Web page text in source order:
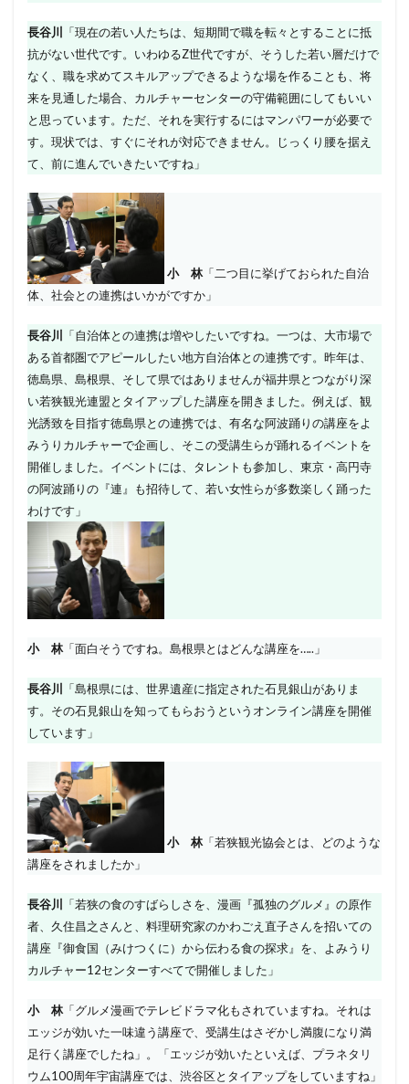
長谷川 「現在の若い人たちは、短期間で職を転々とすることに抵
抗がない世代です。いわゆるZ世代ですが、そうした若い層だけで
なく、職を求めてスキルアップできるような場を作ることも、将
来を見通した場合、カルチャーセンターの守備範囲にしてもいい
と思っています。ただ、それを実行するにはマンパワーが必要で
す。現状では、すぐにそれが対応できません。じっくり腰を据え
て、前に進んでいきたいですね」
小 林「二つ目に挙げておられた自治
体、社会との連携はいかがですか」
長谷川 「自治体との連携は増やしたいですね。一つは、大市場で
ある首都圏でアピールしたい地方自治体との連携です。昨年は、
徳島県、島根県、そして県ではありませんが福井県とつながり深
い若狭観光連盟とタイアップした講座を開きました。例えば、観
光誘致を目指す徳島県との連携では、有名な阿波踊りの講座をよ
みうりカルチャーで企画し、そこの受講生らが踊れるイベントを
開催しました。イベントには、タレントも参加し、東京・高円寺
の阿波踊りの『連』も招待して、若い女性らが多数楽しく踊った
わけです」
小 林「面白そうですね。島根県とはどんな講座を…..」
長谷川
「島根県には、世界遺産に指定された石見銀山がありま
す。その石見銀山を知ってもらおうというオンライン講座を開催
しています」
小 林「若狭観光協会とは、どのような
講座をされましたか」
長谷川
「若狭の食のすばらしさを、漫画『孤独のグルメ』の原作
者、久住昌之さんと、料理研究家のかわごえ直子さんを招いての
講座『御食国（みけつくに）から伝わる食の探求』を、よみうり
カルチャー12センターすべてで開催しました」
小 林「グルメ漫画でテレビドラマ化もされていますね。それは
エッジが効いた一味違う講座で、受講生はさぞかし満腹になり満
足行く講座でしたね」。「エッジが効いたといえば、プラネタリ
ウム100周年宇宙講座では、渋谷区とタイアップをしていますね」